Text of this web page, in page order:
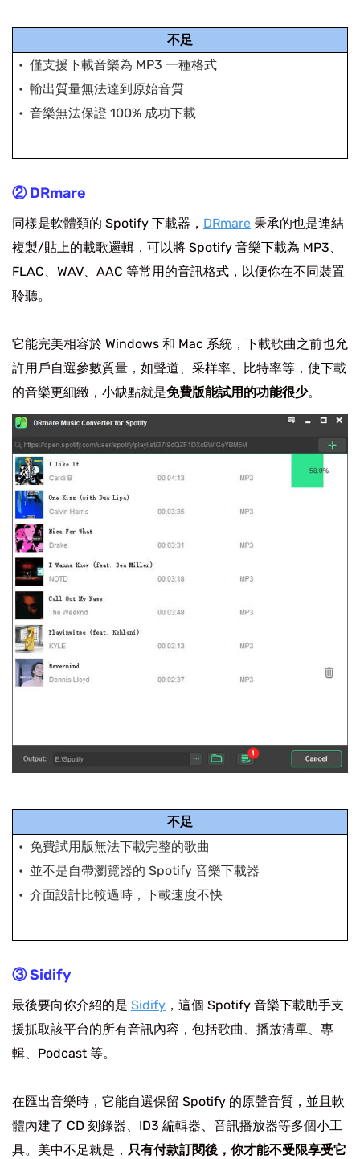
不足
僅支援下載音樂為 MP3 一種格式
輸出質量無法達到原始音質
音樂無法保證 100% 成功下載
② DRmare
同樣是軟體類的 Spotify 下載器， DRmare 秉承的也是連結
複製/貼上的載歌邏輯，可以將 Spotify 音樂下載為 MP3、
FLAC、WAV、AAC 等常用的音訊格式，以便你在不同裝置
聆聽。
它能完美相容於 Windows 和 Mac 系統，下載歌曲之前也允
許用戶自選參數質量，如聲道、采样率、比特率等，使下載
的音樂更細緻，小缺點就是免費版能試用的功能很少。
不足
免費試用版無法下載完整的歌曲
並不是自帶瀏覽器的 Spotify 音樂下載器
介面設計比較過時，下載速度不快
③ Sidify
最後要向你介紹的是 Sidify ，這個 Spotify 音樂下載助手支
援抓取該平台的所有音訊內容，包括歌曲、播放清單、專
輯、Podcast 等。
在匯出音樂時，它能自選保留 Spotify 的原聲音質，並且軟
體內建了 CD 刻錄器、ID3 編輯器、音訊播放器等多個小工
具。美中不足就是， 只有付款訂閱後，你才能不受限享受它